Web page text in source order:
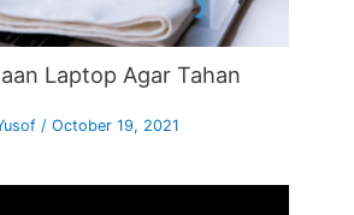
Laptop Agar Tahan
/October 19, 2021